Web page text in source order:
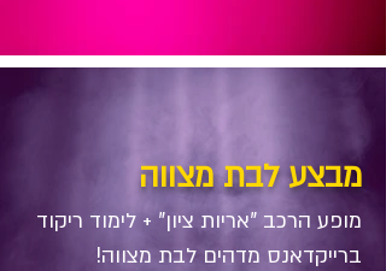
מבצע לבת מצווה
מופע הרכב "אריות ציון" + לימוד ריקוד
ברייקדאנס מדהים לבת מצווה!